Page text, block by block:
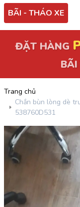
BÃI - THÁO XE
ĐẶT HÀNG
Trang chủ
Chắn bùn lòng dè
538760D531